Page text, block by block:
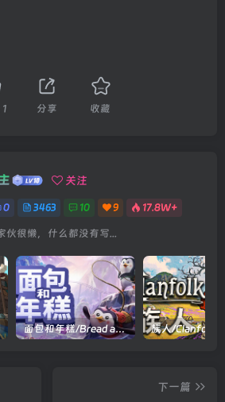
1 分享 收藏
关注
0 3463 10 9 17.8W+
伙很懒，什么都没有写...
面包和年糕/Bread and Fred Build.21411256|动作冒险|容量1.1GB|官方中文版
下一篇